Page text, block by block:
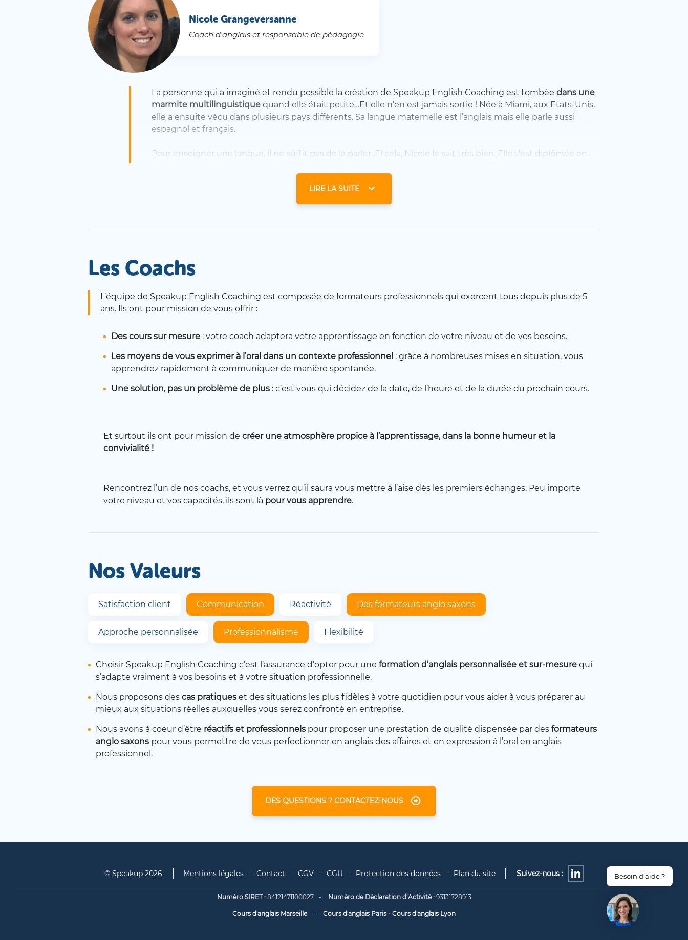
Nicole Grangeversanne
Coach d'anglais et responsable de pédagogie
LIRE LA SUITE
La personne qui a imaginé et rendu possible la création de Speakup English Coaching est tombée dans une
marmite multilinguistique quand elle était petite…Et elle n’en est jamais sortie ! Née à Miami, aux Etats-Unis,
elle a ensuite vécu dans plusieurs pays différents. Sa langue maternelle est l’anglais mais elle parle aussi
espagnol et français.
Pour enseigner une langue, il ne suffit pas de la parler. El cela, Nicole le sait très bien. Elle s’est diplômée en
English to Speakers of Other Languages).
Nicole enseignera par la suite à des centaines de professionnels. D’abord en Espagne, puis en France. Au fil
méthodes d’enseignement et son approche de l’apprentissage.
Ce n’est pas l’envie d’apprendre qui leur manque. Parler anglais est devenu indispensable, tout le monde le
Les plages horaries des centres de formation sont
Malheureusement, les efforts fournis sur une application ne se relflètentpas sur un CV …
En 2018, Nicole prend une décision audacieuse. Elle crée sa propre organisme de formation en ligne.
Speakup English Coaching propose aux professionnels une vraie solution :
combinée au savoir-faire d’un coach spécialisé.
Les Coachs
L’équipe de Speakup English Coaching est composée de formateurs professionnels qui exercent tous depuis plus de 5
ans. Ils ont pour mission de vous offrir :
Des cours sur mesure : votre coach adaptera votre apprentissage en fonction de votre niveau et de vos besoins.
Les moyens de vous exprimer à l’oral dans un contexte professionnel : grâce à nombreuses mises en situation, vous
apprendrez rapidement à communiquer de manière spontanée.
Une solution, pas un problème de plus : c’est vous qui décidez de la date, de l’heure et de la durée du prochain cours.
Et surtout ils ont pour mission de créer une atmosphère propice à l’apprentissage, dans la bonne humeur et la
convivialité !
Rencontrez l’un de nos coachs, et vous verrez qu’il saura vous mettre à l’aise dès les premiers échanges. Peu importe
votre niveau et vos capacités, ils sont là pour vous apprendre.
Nos Valeurs
Satisfaction client Communication Réactivité Des formateurs anglo saxons
Approche personnalisée Professionnalisme Flexibilité
Choisir Speakup English Coaching c’est l’assurance d’opter pour une formation d’anglais personnalisée et sur-mesure qui
s’adapte vraiment à vos besoins et à votre situation professionnelle.
Nous proposons des cas pratiques et des situations les plus fidèles à votre quotidien pour vous aider à vous préparer au
mieux aux situations réelles auxquelles vous serez confronté en entreprise.
Nous avons à coeur d’être réactifs et professionnels pour proposer une prestation de qualité dispensée par des formateurs
anglo saxons pour vous permettre de vous perfectionner en anglais des affaires et en expression à l’oral en anglais
professionnel.
DES QUESTIONS ? CONTACTEZ-NOUS
© Speakup 2026
Numéro SIRET : 84121471100027 Numéro de Déclaration d’Activité : 93131728913
Cours d'anglais Marseille Cours d'anglais Paris - Cours d'anglais Lyon
Mentions légales Contact CGV CGU Protection des données Plan du site Suivez-nous : Besoin d'aide ?